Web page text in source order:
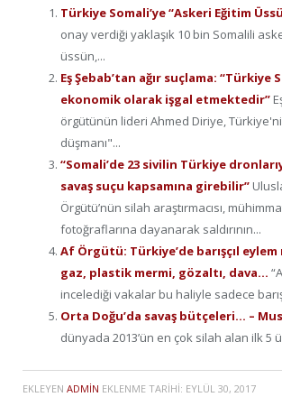
Türkiye Somali’ye “Askeri Eğitim
onay verdiği yaklaşık 10 bin Somalili
üssün,...
Eş Şebab’tan ağır suçlama: “Türkiye
ekonomik olarak işgal etmektedir”
örgütünün lideri Ahmed Diriye,
düşmanı"...
“Somali’de 23 sivilin Türkiye
savaş suçu kapsamına girebilir”
Örgütü’nün silah araştırmacısı,
fotoğraflarına dayanarak saldırının...
Af Örgütü: Türkiye’de barışçıl
gaz, plastik mermi, gözaltı, dava…
incelediği vakalar bu haliyle sadece
Orta Doğu’da savaş bütçeleri… –
dünyada 2013’ün en çok silah alan ilk 5
EKLEYEN ADMIN EKLENME TARIHI: EYLÜL 30, 2017